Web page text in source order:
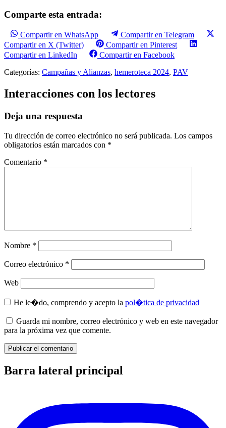
Comparte esta entrada:
Compartir en WhatsApp
Compartir en Telegram
Compartir en X (Twitter)
Compartir en Pinterest
Compartir en LinkedIn
Compartir en Facebook
Categorías: Campañas y Alianzas, hemeroteca 2024, PAV
Interacciones con los lectores
Deja una respuesta
Tu dirección de correo electrónico no será publicada. Los campos
obligatorios están marcados con *
Comentario *
Nombre *
Correo electrónico *
Web
He le�do, comprendo y acepto la pol�tica de privacidad
Guarda mi nombre, correo electrónico y web en este navegador
para la próxima vez que comente.
Barra lateral principal